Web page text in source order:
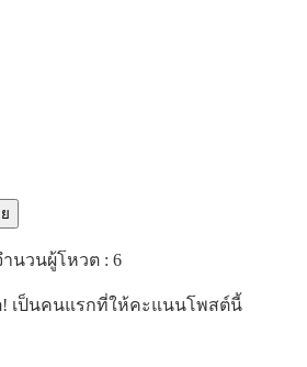
ำนวนผู้โหวต : 6
เป็นคนแรกที่ให้คะแนนโพสต์นี้